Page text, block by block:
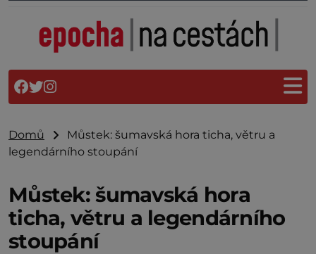
Domů
Můstek: šumavská hora ticha, větru a
legendárního stoupání
Můstek: šumavská hora
ticha, větru a legendárního
stoupání